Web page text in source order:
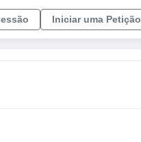
Iniciar uma Petição